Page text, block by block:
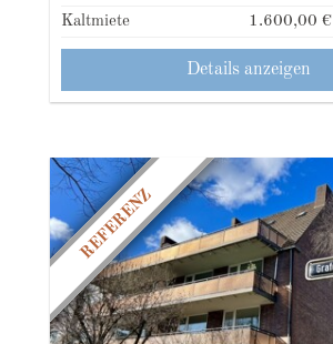
Kaltmiete
1.600,00 €
Details anzeigen
REFERENZ